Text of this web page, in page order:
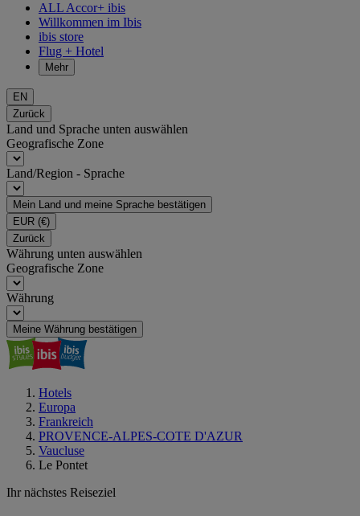
ALL Accor+ ibis
Willkommen im Ibis
ibis store
Flug + Hotel
Mehr
EN
Zurück
Land und Sprache unten auswählen
Geografische Zone
Land/Region - Sprache
Mein Land und meine Sprache bestätigen
EUR (€)
Zurück
Währung unten auswählen
Geografische Zone
Währung
Meine Währung bestätigen
Hotels
Europa
Frankreich
PROVENCE-ALPES-COTE D'AZUR
Vaucluse
Le Pontet
Ihr nächstes Reiseziel